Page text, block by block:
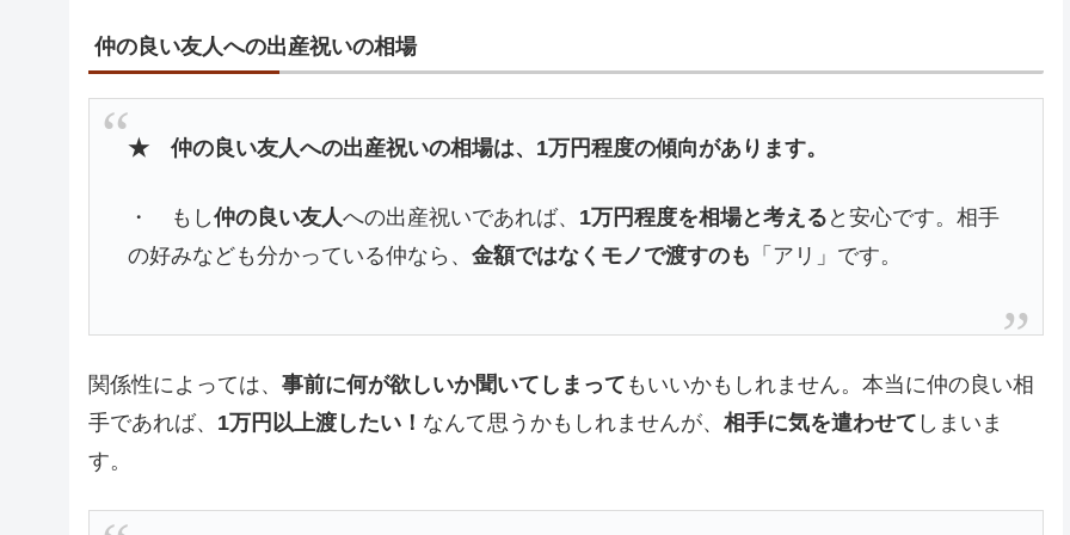
仲の良い友人への出産祝いの相場
★ 仲の良い友人への出産祝いの相場は、1万円程度の傾向があります。
・ もし仲の良い友人への出産祝いであれば、 1万円程度を相場と考える と安心です。相手
の好みなども分かっている仲なら、金額ではなくモノで渡すのも 「アリ」です。
関係性によっては、 事前に何が欲しいか聞いてしまって もいいかもしれません。本当に仲の良い相
手であれば、 1万円以上渡したい！ なんて思うかもしれませんが、 相手に気を遣わせて しまいま
す。